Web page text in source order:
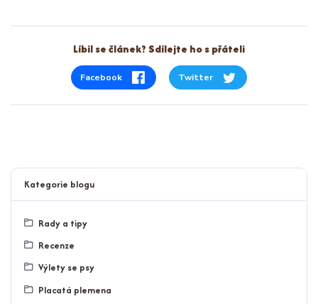
Kategorie blogu
Rady a tipy
Recenze
Výlety se psy
Placatá plemena
Líbil se článek? Sdílejte ho s přáteli
Facebook Twitter